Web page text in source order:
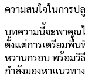
ความสนใจในการป
บทความนี้จะพาคุณ
ตั้งแต่การเตรียมพื้
หวานกรอบ พร้อมวิ
กำลังมองหาแนวท